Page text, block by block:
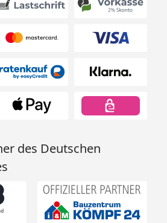
des Deutschen